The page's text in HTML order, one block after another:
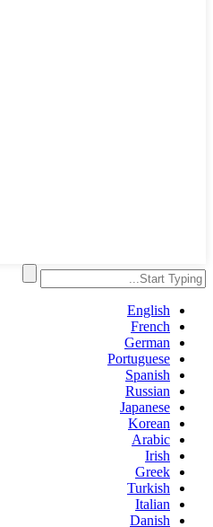
English
French
German
Portuguese
Spanish
Russian
Japanese
Korean
Arabic
Irish
Greek
Turkish
Italian
Danish